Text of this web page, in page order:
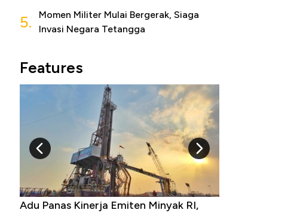
5.
Momen Militer Mulai Bergerak, Siaga
Invasi Negara Tetangga
Features
10 Provinsi dengan Tingkat